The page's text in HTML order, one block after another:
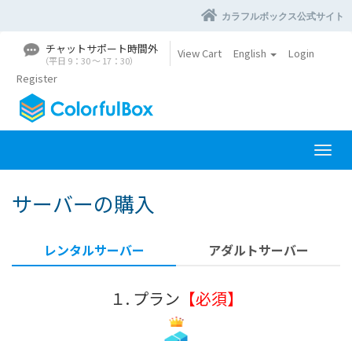
カラフルボックス公式サイト
チャットサポート時間外
（平日 9：30 〜 17：30）
View Cart English
Login
Register
T
o
サーバーの購入
レンタルサーバー アダルトサーバー
１. プラン 【必須】